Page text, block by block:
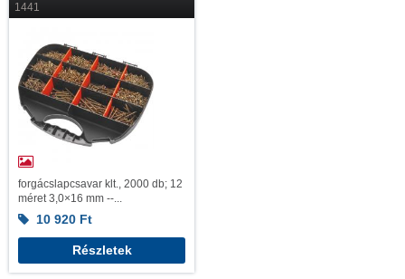
1441
forgácslapcsavar klt., 2000 db; 12
méret 3,0×16 mm --...
10 920 Ft
Részletek